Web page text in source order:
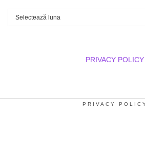
Arhive
PRIVACY POLICY
PRIVACY